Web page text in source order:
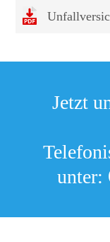
Jetzt
unter: